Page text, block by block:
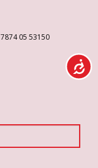
7874 05 53150